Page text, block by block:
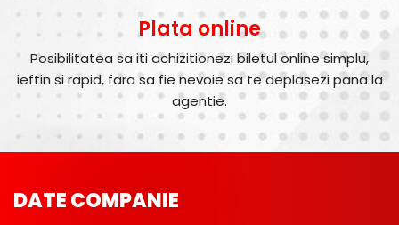
Plata online
Posibilitatea sa iti achizitionezi biletul online simplu,
ieftin si rapid, fara sa fie nevoie sa te deplasezi pana la
agentie.
DATE COMPANIE